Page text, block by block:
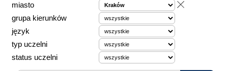
miasto
grupa kierunków
język
typ uczelni
status uczelni